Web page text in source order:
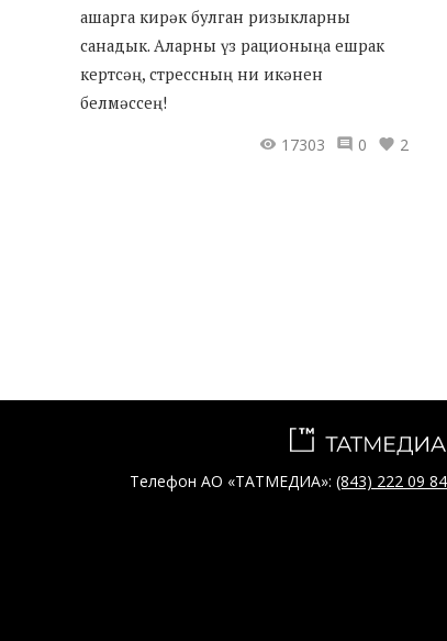
ашарга кирәк булган ризыкларны
санадык. Аларны үз рационыңа ешрак
кертсәң, стрессның ни икәнен
белмәссең!
17303
0 2
Телефон АО «ТАТМЕДИА»: (843) 222 09 84